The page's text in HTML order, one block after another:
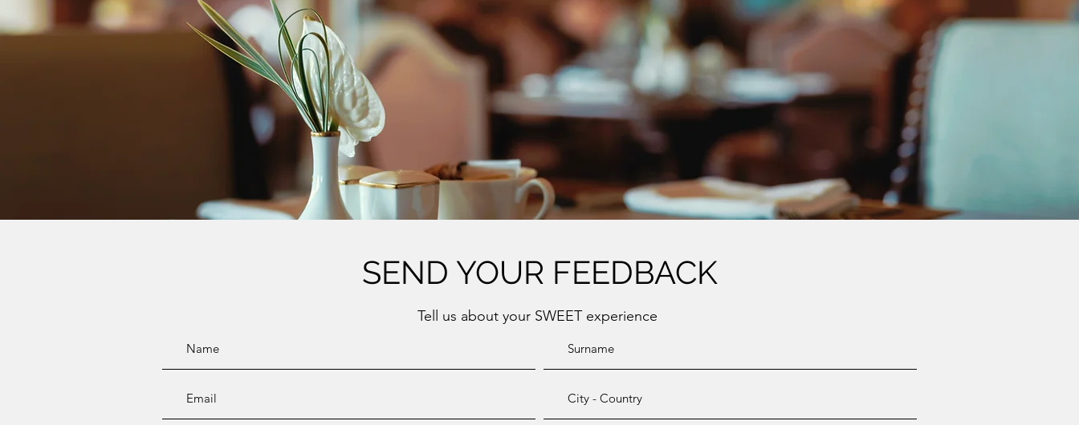
SEND YOUR FEEDBACK
Tell us about your SWEET experience